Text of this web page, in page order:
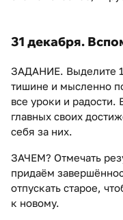
31 декабря.
ЗАДАНИЕ. Выделите
тишине и мысленно
все уроки и радости.
главных своих
себя за них.
ЗАЧЕМ? Отмечать
придаём
отпускать старое,
к новому.